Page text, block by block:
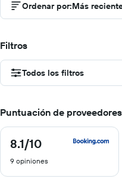
Ordenar por:Más
Filtros
Todos los filtros
Puntuación de proveedores
8.1/10
8.1
10
9 opiniones